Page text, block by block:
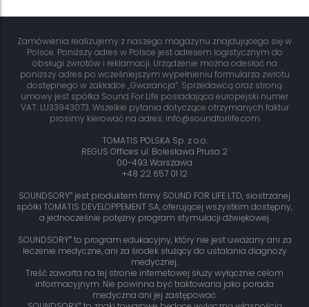
Zamówienia realizujemy z naszego magazynu znajdującego się w
Polsce. Poniższy adres w Polsce jest adresem logistycznym do
obsługi zwrotów i reklamacji. Urządzenie można odesłać na
poniższy adres po wcześniejszym wypełnieniu formularza zwrotu
dostępnego w zakładce „Gwarancja”. Sprzedawcą oraz stroną
umowy jest spółka Sound For Life posiadająca europejski numer
VAT: LU33943073. Wszelkie pytania dotyczące otrzymanych faktur
prosimy kierować na adres: info@soundforlife.com
TOMATIS POLSKA Sp. z o.o.
REGUS Offices ul. Bolesława Prusa 2
00-493 Warszawa
+48 22 657 01 12
SOUNDSORY® jest produktem firmy SOUND FOR LIFE LTD, siostrzanej
spółki TOMATIS DEVELOPPEMENT SA, oferującej wszystkim dostępny,
a jednocześnie potężny program stymulacji dźwiękowej.
SOUNDSORY®to program edukacyjny, który nie jest uważany ani za
leczenie medyczne, ani za środek służący do ustalania diagnozy
medycznej.
Treść zawarta na tej stronie internetowej służy wyłącznie celom
informacyjnym. Nie powinna być traktowana jako porada
medyczna ani jej zastępować.
®